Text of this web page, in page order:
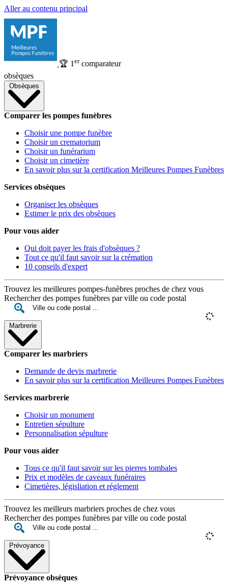
Aller au contenu principal
🏆 1 ercomparateur
obsèques
Obsèques
Comparer les pompes funèbres
Choisir une pompe funèbre
Choisir un crematorium
Choisir un funérarium
Choisir un cimetière
En savoir plus sur la certification Meilleures Pompes Funèbres
Services obsèques
Organiser les obsèques
Estimer le prix des obsèques
Pour vous aider
Qui doit payer les frais d'obsèques ?
Tout ce qu'il faut savoir sur la crémation
10 conseils d'expert
Trouvez les meilleures pompes-funèbres proches de chez vous
Rechercher des pompes funèbres par ville ou code postal
Marbrerie
Comparer les marbriers
Demande de devis marbrerie
En savoir plus sur la certification Meilleures Pompes Funèbres
Services marbrerie
Choisir un monument
Entretien sépulture
Personnalisation sépulture
Pour vous aider
Tous ce qu'il faut savoir sur les pierres tombales
Prix et modèles de caveaux funéraires
Cimetières, législiation et réglement
Trouvez les meilleurs marbriers proches de chez vous
Rechercher des pompes funèbres par ville ou code postal
Prévoyance
Prévoyance obsèques